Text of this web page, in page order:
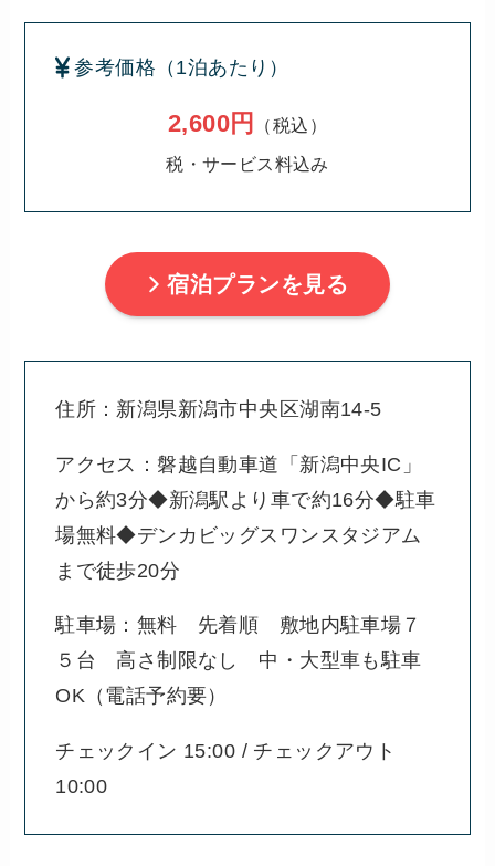
参考価格（1泊あたり）
2,600円
（税込）
税・サービス料込み
宿泊プランを見る
住所：新潟県新潟市中央区湖南14-5
アクセス：磐越自動車道「新潟中央IC」
から約3分◆新潟駅より車で約16分◆駐車
場無料◆デンカビッグスワンスタジアム
まで徒歩20分
駐車場：無料 先着順 敷地内駐車場７
５台 高さ制限なし 中・大型車も駐車
OK（電話予約要）
チェックイン 15:00 / チェックアウト
10:00